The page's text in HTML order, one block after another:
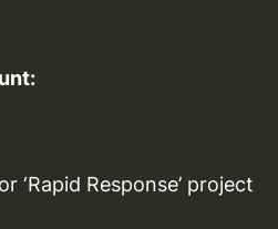
‘Rapid Response’ project